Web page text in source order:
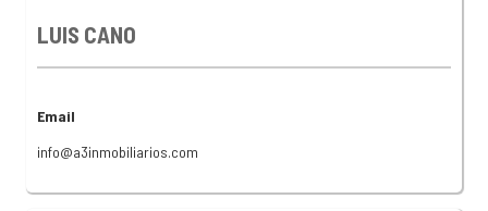
LUIS CANO
Email
info@a3inmobiliarios.com